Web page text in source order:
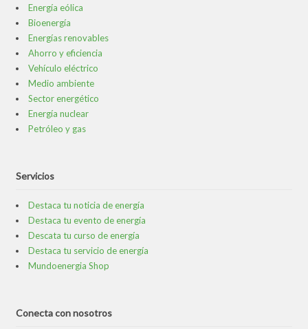
Energía eólica
Bioenergía
Energías renovables
Ahorro y eficiencia
Vehículo eléctrico
Medio ambiente
Sector energético
Energía nuclear
Petróleo y gas
Servicios
Destaca tu noticia de energía
Destaca tu evento de energía
Descata tu curso de energía
Destaca tu servicio de energía
Mundoenergia Shop
Conecta con nosotros